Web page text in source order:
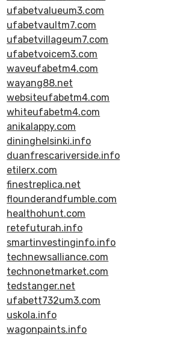
ufabetvalueum3.com
ufabetvaultm7.com
ufabetvillageum7.com
ufabetvoicem3.com
waveufabetm4.com
wayang88.net
websiteufabetm4.com
whiteufabetm4.com
anikalappy.com
dininghelsinki.info
duanfrescariverside.info
etilerx.com
finestreplica.net
flounderandfumble.com
healthohunt.com
retefuturah.info
smartinvestinginfo.info
technewsalliance.com
technonetmarket.com
tedstanger.net
ufabett732um3.com
uskola.info
wagonpaints.info